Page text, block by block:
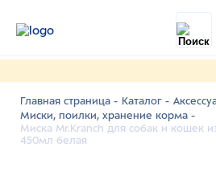
Главная страница - Каталог -
Миски, поилки, хранение корма -
Миска Mr.Kranch для собак и кошек
450мл белая